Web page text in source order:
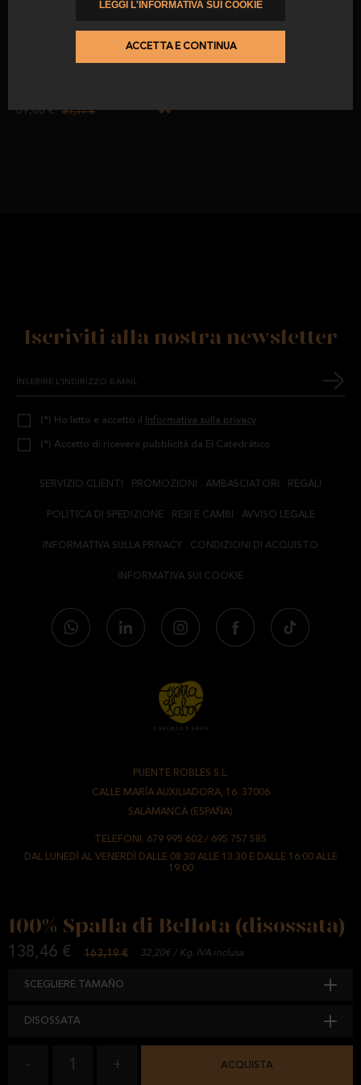
ACCETTA E CONTINUA
100% Spalla di Bellota (disossata)
138,46 € 163,19 € 32,20€ / Kg. IVA inclusa
SCEGLIERE TAMAÑO
DISOSSATA
1
- + ACQUISTA
spalla di Cebo di Campagna
50% razza iberica tagliato a
69,00 €
81,17 €
Iscriviti alla nostra newsletter
(*) Ho letto e accetto il Informativa sulla privacy
(*) Accetto di ricevere pubblicità da El Catedrático
SERVIZIO CLIENTI PROMOZIONI AMBASCIATORI REGALI
POLITICA DI SPEDIZIONE RESI E CAMBI AVVISO LEGALE
INFORMATIVA SULLA PRIVACY CONDIZIONI DI ACQUISTO
INFORMATIVA SUI COOKIE
PUENTE ROBLES S.L.
CALLE MARÍA AUXILIADORA, 16. 37006
SALAMANCA (ESPAÑA)
TELEFONI. 679 995 602 / 695 757 585
DAL LUNEDÌ AL VENERDÌ DALLE 08:30 ALLE 13:30 E DALLE 16:00 ALLE
19:00
LEGGI L'INFORMATIVA SUI COOKIE